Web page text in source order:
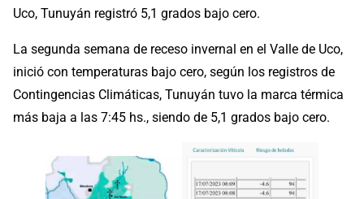
Uco, Tunuyán registró 5,1 grados bajo cero.
La segunda semana de receso invernal en el Valle de Uco,
inició con temperaturas bajo cero, según los registros de
Contingencias Climáticas, Tunuyán tuvo la marca térmica
más baja a las 7:45 hs., siendo de 5,1 grados bajo cero.